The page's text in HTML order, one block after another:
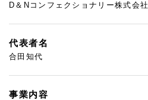
D＆Nコンフェクショナリー株式会社
代表者名
合田知代
事業内容